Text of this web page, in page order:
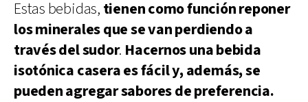
Estas bebidas, tienen como función reponer
los minerales que se van perdiendo a
través del sudor. Hacernos una bebida
isotónica casera es fácil y, además, se
pueden agregar sabores de preferencia.